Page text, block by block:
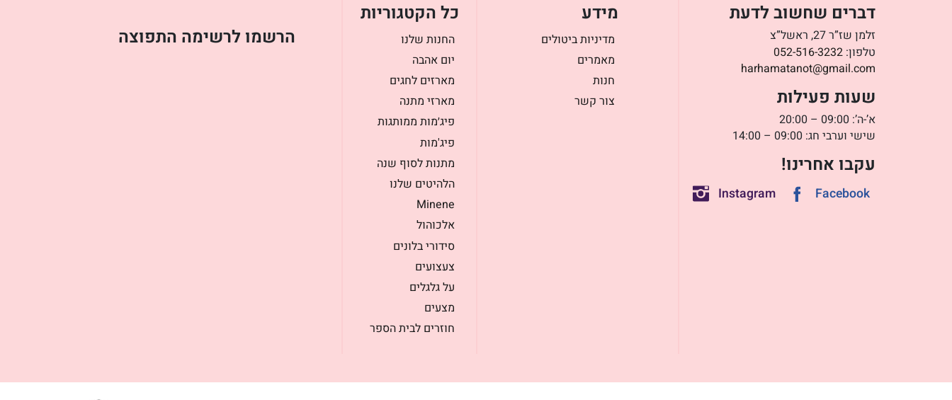
דברים שחשוב לדעת
זלמן שז”ר 27, ראשל”צ
טלפון: 052-516-3232
harhamatanot@gmail.com
שעות פעילות
א’-ה’: 09:00 – 20:00
שישי וערבי חג: 09:00 – 14:00
עקבו אחרינו!
Facebook
Instagram
מידע
מדיניות ביטולים
מאמרים
חנות
צור קשר
כל הקטגוריות
החנות שלנו
יום אהבה
מארזים לחגים
מארזי מתנה
פיג׳מות ממותגות
פיג'מות
מתנות לסוף שנה
הלהיטים שלנו
Minene
אלכוהול
סידורי בלונים
צעצועים
על גלגלים
מצעים
חוזרים לבית הספר
הרשמו לרשימה התפוצה